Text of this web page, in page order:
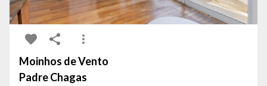
Moinhos de Vento
Padre Chagas